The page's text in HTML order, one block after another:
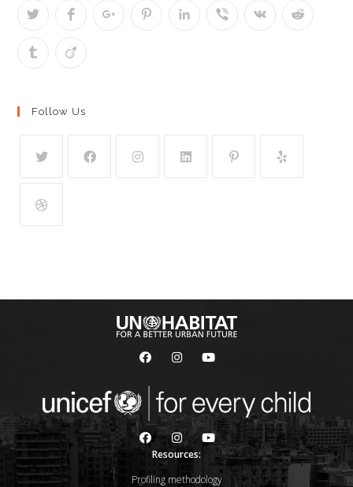
Follow Us
Resources:
Profiling methodology